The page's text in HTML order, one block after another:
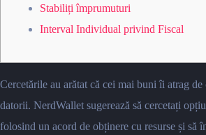
Stabiliți împrumuturi
Interval Individual privind Fiscal
Cercetările au arătat că cei mai buni îi atrag
datorii. NerdWallet sugerează să cercetați
folosind un acord de obținere cu resurse și să